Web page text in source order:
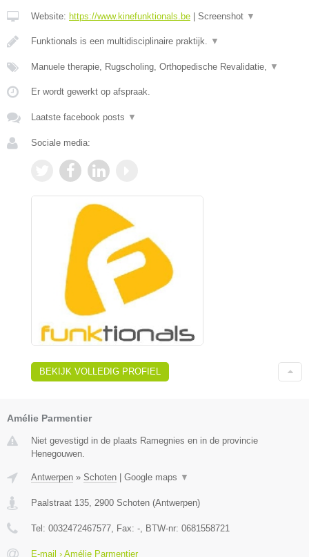
Website: https://www.kinefunktionals.be | Screenshot ▼
Funktionals is een multidisciplinaire praktijk. ▼
Manuele therapie, Rugscholing, Orthopedische Revalidatie, ▼
Er wordt gewerkt op afspraak.
Laatste facebook posts ▼
Sociale media:
BEKIJK VOLLEDIG PROFIEL
Amélie Parmentier
Niet gevestigd in de plaats Ramegnies en in de provincie
Henegouwen.
Antwerpen » Schoten Google maps ▼
Paalstraat 135 2900 Schoten (Antwerpen)
Tel: 0032472467577 , Fax: - , BTW-nr: 0681558721
E-mail › Amélie Parmentier